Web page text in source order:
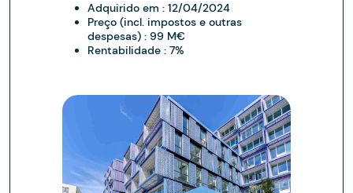
Adquirido em :12/04/2024
Preço (incl. impostos e outras
despesas) :99 M€
Rentabilidade :7%